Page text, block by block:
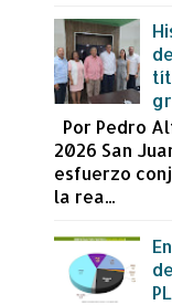
Por Pedro
2026 San
esfuerzo
la rea...